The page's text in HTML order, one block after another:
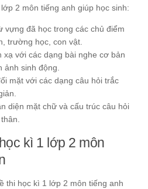
2 môn tiếng anh giúp học sinh:
vựng đã học trong các chủ điểm
trường học, con vật.
xạ với các dạng bài nghe cơ bản
sinh động.
mặt với các dạng câu hỏi trắc
diện mặt chữ và cấu trúc câu hỏi
kì 1 lớp 2 môn
thi học kì 1 lớp 2 môn tiếng anh